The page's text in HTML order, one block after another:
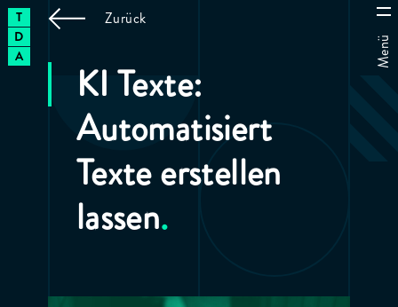
T
D
A
THE
DIGITAL
ARCHITECTS
Menü
Zurück
KI Texte:
Automatisiert
Texte erstellen
lassen.